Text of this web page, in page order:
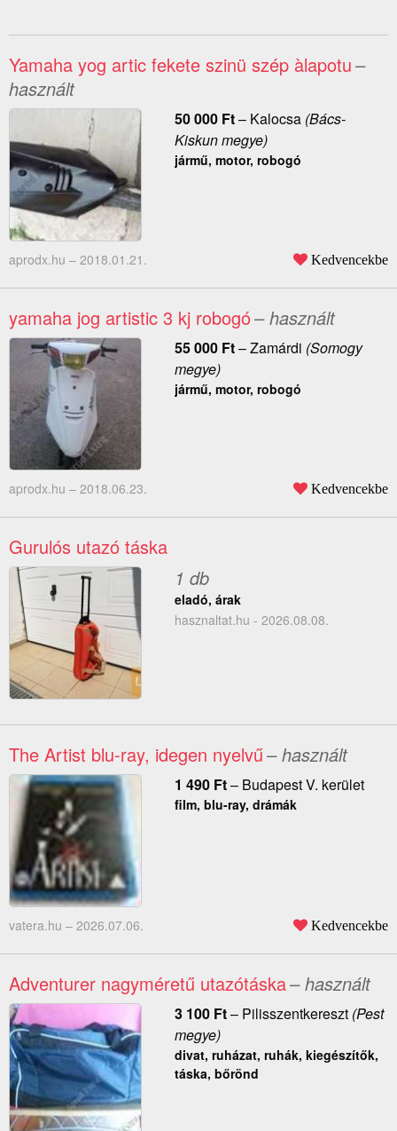
Yamaha yog artic fekete szinü szép àlapotu–
használt
50 000 Ft– Kalocsa(Bács-
Kiskun megye)
jármű, motor, robogó
aprodx.hu – 2018.01.21. Kedvencekbe
yamaha jog artistic 3 kj robogó– használt
55 000 Ft–Zamárdi (Somogy
megye)
jármű, motor, robogó
aprodx.hu – 2018.06.23. Kedvencekbe
Gurulós utazó táska
1 db
eladó, árak
hasznaltat.hu - 2026.08.08.
The Artist blu-ray, idegen nyelvű– használt
1 490 Ft– Budapest V. kerület
film, blu-ray, drámák
vatera.hu – 2026.07.06. Kedvencekbe
Adventurer nagyméretű utazótáska– használt
3 100 Ft– Pilisszentkereszt(Pest
megye)
divat, ruházat, ruhák, kiegészítők,
táska, bőrönd